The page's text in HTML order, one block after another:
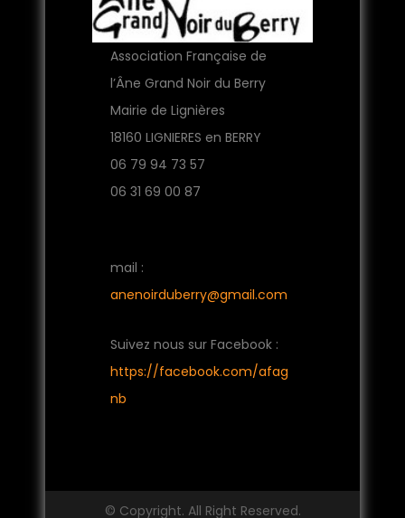
Association Française de
l’Âne Grand Noir du Berry
Mairie de Lignières
18160 LIGNIERES en BERRY
06 79 94 73 57
06 31 69 00 87
mail :
anenoirduberry@gmail.com
Suivez nous sur Facebook :
https://facebook.com/afag
nb
© Copyright. All Right Reserved.